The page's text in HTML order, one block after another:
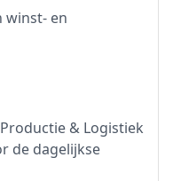
winst- en
& Logistiek
de dagelijkse